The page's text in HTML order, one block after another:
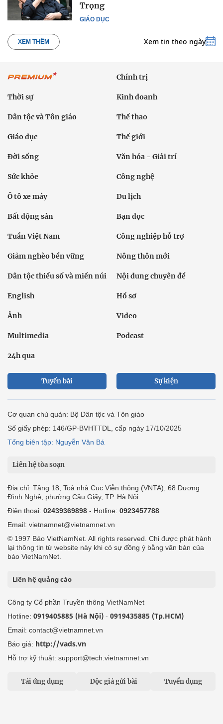
GIÁO DỤC
Trọng
XEM THÊM Xem tin theo ngày
Chính trị
Thời sự Kinh doanh
Dân tộc và Tôn giáo Thể thao
Giáo dục Thế giới
Đời sống Văn hóa - Giải trí
Sức khỏe Công nghệ
Ô tô xe máy Du lịch
Bất động sản Bạn đọc
Tuần Việt Nam Công nghiệp hỗ trợ
Giảm nghèo bền vững Nông thôn mới
Dân tộc thiểu số và miền núi Nội dung chuyên đề
English Hồ sơ
Ảnh Video
Multimedia Podcast
24h qua
Tuyến bài Sự kiện
Cơ quan chủ quản: Bộ Dân tộc và Tôn giáo
Số giấy phép: 146/GP-BVHTTDL, cấp ngày 17/10/2025
Tổng biên tập: Nguyễn Văn Bá
Liên hệ tòa soạn
Địa chỉ: Tầng 18, Toà nhà Cục Viễn thông (VNTA), 68 Dương
Đình Nghệ, phường Cầu Giấy, TP. Hà Nội.
Điện thoại: 02439369898 - Hotline: 0923457788
Email: vietnamnet@vietnamnet.vn
© 1997 Báo VietNamNet. All rights reserved. Chỉ được phát hành
lại thông tin từ website này khi có sự đồng ý bằng văn bản của
báo VietNamNet.
Liên hệ quảng cáo
Công ty Cổ phần Truyền thông VietNamNet
Hotline: 0919405885 (Hà Nội) - 0919435885 (Tp.HCM)
Email: contact@vietnamnet.vn
Báo giá: http://vads.vn
Hỗ trợ kỹ thuật: support@tech.vietnamnet.vn
Tải ứng dụng Độc giả gửi bài Tuyển dụng